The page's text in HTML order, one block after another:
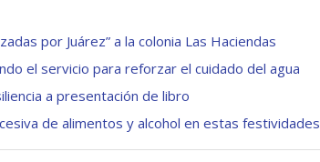
por Juárez” a la colonia Las Haciendas
el servicio para reforzar el cuidado del agua
a presentación de libro
de alimentos y alcohol en estas festividades